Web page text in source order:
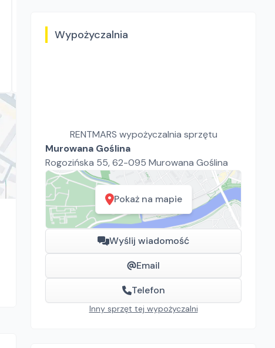
Wypożyczalnia
RENTMARS wypożyczalnia sprzętu
Murowana Goślina
Rogozińska 55, 62-095 Murowana Goślina
Pokaż na mapie
Wyślij wiadomość
Email
Telefon
Inny sprzęt tej wypożyczalni
RENTMARS wypożyczalnia sprzętu
PROJECT ZGS-20